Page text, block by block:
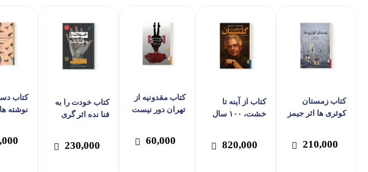
کتاب زمستان
کوئری ها اثر جیمز
210,000
کتاب از آینه تا
خشت، ۱۰۰ سال
محمدرضا رهبریان
820,000
کتاب مقدونیه از
تهران دور نیست
60,000
کتاب خودت را به
فنا نده اثر گری
230,000
کتاب
نوشته